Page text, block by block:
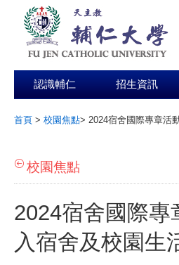
認識輔仁 招生資訊
首頁 > 校園焦點> 2024宿舍國際專章活
校園焦點
2024宿舍國際
入宿舍及校園生